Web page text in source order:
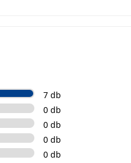
7 db
0 db
0 db
0 db
0 db